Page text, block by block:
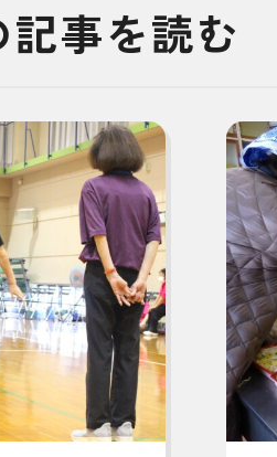
記事を読む